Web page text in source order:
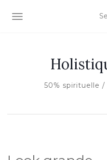
AFFICHER/MASQUER LA
50% spirituelle /